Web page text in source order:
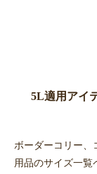
5L適用アイ
ボーダーコリー、
用品のサイズ一覧